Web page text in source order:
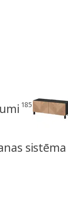
185
sistēma